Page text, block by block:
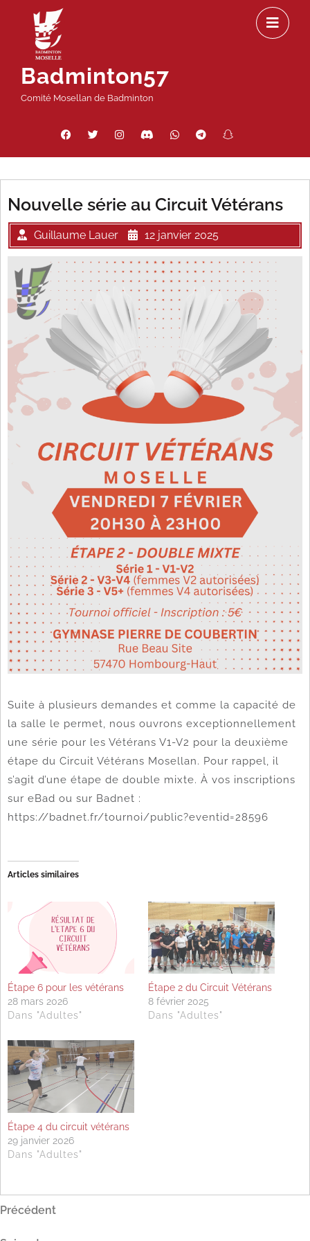
contenu
Badminton57
Comité Mosellan de Badminton
Facebook
Twitter InstagramDiscordWhatsAppTelegram
Nouvelle série au Circuit Vétérans
Guillaume Lauer 12 janvier 2025
Suite à plusieurs demandes et comme la capacité de
la salle le permet, nous ouvrons exceptionnellement
une série pour les Vétérans V1-V2 pour la deuxième
étape du Circuit Vétérans Mosellan. Pour rappel, il
s’agit d’une étape de double mixte. À vos inscriptions
sur eBad ou sur Badnet :
https://badnet.fr/tournoi/public?eventid=28596
Articles similaires
Étape 6 pour les vétérans
28 mars 2026
Dans "Adultes"
Étape 2 du Circuit Vétérans
8 février 2025
Dans "Adultes"
Étape 4 du circuit vétérans
29 janvier 2026
Dans "Adultes"
Navigation
de
Article
Précédent